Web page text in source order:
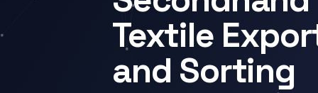
Textile
and Sorting